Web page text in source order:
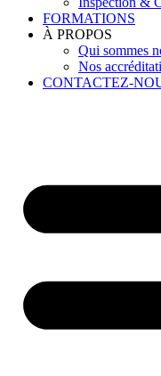
FORMATIONS
À PROPOS
Qui sommes
Nos
CONTACTEZ-